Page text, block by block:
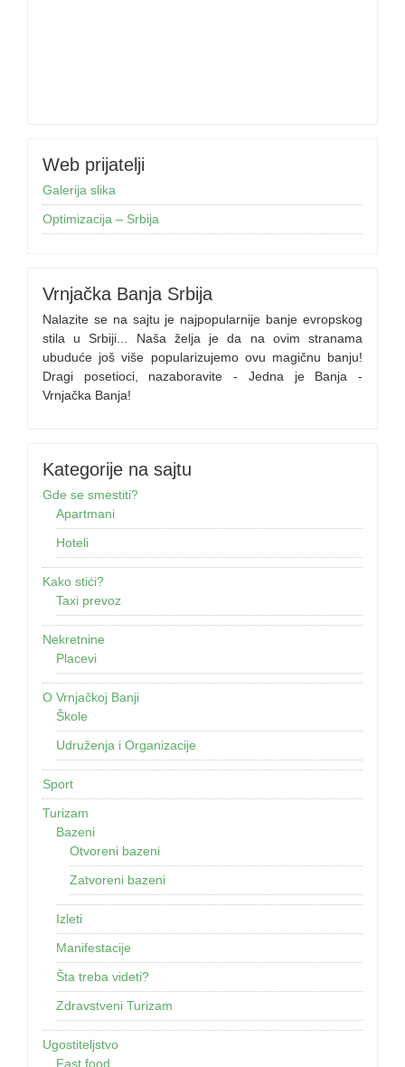
Web prijatelji
Galerija slika
Optimizacija – Srbija
Vrnjačka Banja Srbija
Nalazite se na sajtu je najpopularnije banje evropskog
stila u Srbiji... Naša želja je da na ovim stranama
ubuduće još više popularizujemo ovu magičnu banju!
Dragi posetioci, nazaboravite - Jedna je Banja -
Vrnjačka Banja!
Kategorije na sajtu
Gde se smestiti?
Apartmani
Hoteli
Kako stići?
Taxi prevoz
Nekretnine
Placevi
O Vrnjačkoj Banji
Škole
Udruženja i Organizacije
Sport
Turizam
Bazeni
Otvoreni bazeni
Zatvoreni bazeni
Izleti
Manifestacije
Šta treba videti?
Zdravstveni Turizam
Ugostiteljstvo
Fast food